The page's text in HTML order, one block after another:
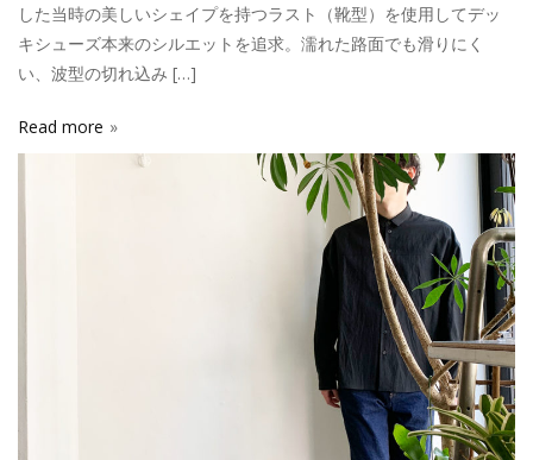
した当時の美しいシェイプを持つラスト（靴型）を使用してデッ
キシューズ本来のシルエットを追求。濡れた路面でも滑りにく
い、波型の切れ込み […]
Read more